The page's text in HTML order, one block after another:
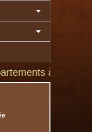
à Montluçon